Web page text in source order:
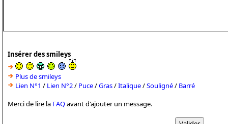
Insérer des smileys
Plus de smileys
Lien N°1 / Lien N°2/ Puce/Gras/Italique/Souligné/ Barré
Merci de lire la FAQavant d'ajouter un message.